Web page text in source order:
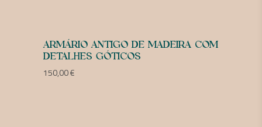
ARMÁRIO ANTIGO DE MADEIRA COM
DETALHES GÓTICOS
150,00€